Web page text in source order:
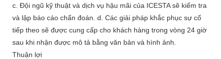
c. Đội ngũ kỹ thuật và dịch vụ hậu mãi của ICESTA sẽ kiểm tra
và lập báo cáo chẩn đoán. d. Các giải pháp khắc phục sự cố
tiếp theo sẽ được cung cấp cho khách hàng trong vòng 24 giờ
sau khi nhận được mô tả bằng văn bản và hình ảnh.
Thuận lợi